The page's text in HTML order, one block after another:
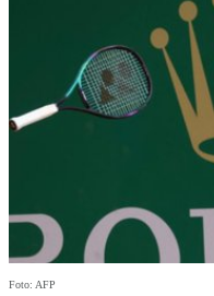
Foto: AFP